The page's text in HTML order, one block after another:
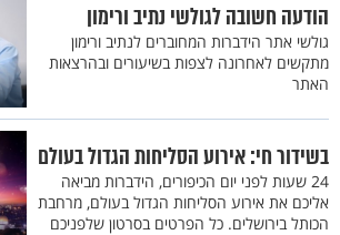
הודעה חשובה לגולשי נתיב ורימון
גולשי אתר הידברות המחוברים לנתיב ורימון
מתקשים לאחרונה לצפות בשיעורים ובהרצאות
האתר
בשידור חי: אירוע הסליחות הגדול בעולם
24 שעות לפני יום הכיפורים, הידברות מביאה
אליכם את אירוע הסליחות הגדול בעולם, מרחבת
הכותל בירושלים. כל הפרטים בסרטון שלפניכם